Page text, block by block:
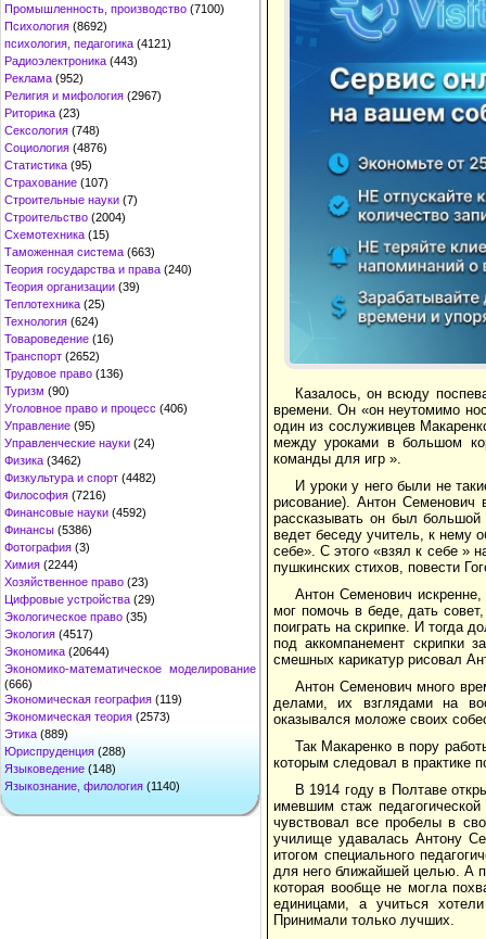
Промышленность, производство (7100)
Психология (8692)
психология, педагогика (4121)
Радиоэлектроника (443)
Реклама (952)
Религия и мифология (2967)
Риторика (23)
Сексология (748)
Социология (4876)
Статистика (95)
Страхование (107)
Строительные науки (7)
Строительство (2004)
Схемотехника (15)
Таможенная система (663)
Теория государства и права (240)
Теория организации (39)
Теплотехника (25)
Технология (624)
Товароведение (16)
Транспорт (2652)
Трудовое право (136)
Туризм (90)
Уголовное право и процесс (406)
Управление (95)
Управленческие науки (24)
Физика (3462)
Физкультура и спорт (4482)
Философия (7216)
Финансовые науки (4592)
Финансы (5386)
Фотография (3)
Химия (2244)
Хозяйственное право (23)
Цифровые устройства (29)
Экологическое право (35)
Экология (4517)
Экономика (20644)
Экономико-математическое моделирование
(666)
Экономическая география (119)
Экономическая теория (2573)
Этика (889)
Юриспруденция (288)
Языковедение (148)
Языкознание, филология (1140)
Казалось, он всюду
времени. Он «он неутомимо
один из сослуживцев
между уроками в большом
команды для игр ».
И уроки у него были не
рисование). Антон
рассказывать он был
ведет беседу учитель, к нему
себе». С этого «взял к себе »
пушкинских стихов, повести
Антон Семенович
мог помочь в беде, дать
поиграть на скрипке. И тогда
под аккомпанемент скрипки
смешных карикатур рисовал
Антон Семенович много
делами, их взглядами на
оказывался моложе своих
Так Макаренко в пору
которым следовал в практике
В 1914 году в Полтаве
имевшим стаж
чувствовал все пробелы в
училище удавалась Антону
итогом специального
для него ближайшей целью. А
которая вообще не могла
единицами, а учиться
Принимали только лучших.